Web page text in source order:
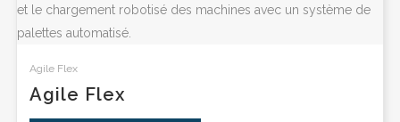
Agile Flex
Agile Flex